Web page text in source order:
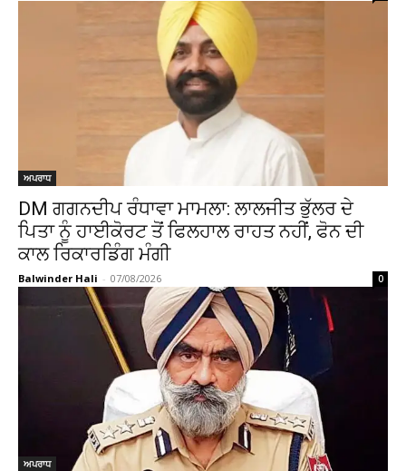
ਅਪਰਾਧ
DM ਗਗਨਦੀਪ ਰੰਧਾਵਾ ਮਾਮਲਾ: ਲਾਲਜੀਤ ਭੁੱਲਰ ਦੇ
ਪਿਤਾ ਨੂੰ ਹਾਈਕੋਰਟ ਤੋਂ ਫਿਲਹਾਲ ਰਾਹਤ ਨਹੀਂ, ਫੋਨ ਦੀ
ਕਾਲ ਰਿਕਾਰਡਿੰਗ ਮੰਗੀ
Balwinder Hali - 07/08/2026 0
ਅਪਰਾਧ